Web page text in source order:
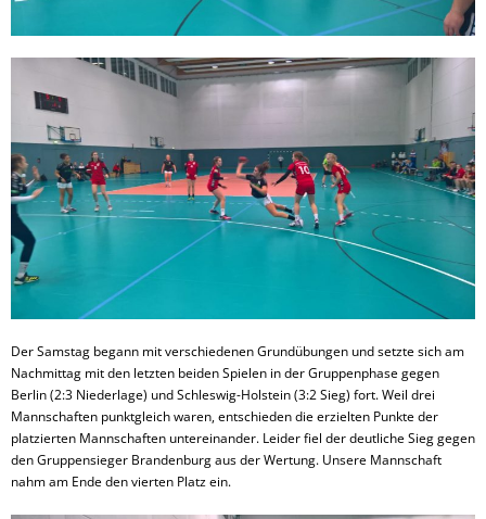
Der Samstag begann mit verschiedenen Grundübungen und setzte sich am
Nachmittag mit den letzten beiden Spielen in der Gruppenphase gegen
Berlin (2:3 Niederlage) und Schleswig-Holstein (3:2 Sieg) fort. Weil drei
Mannschaften punktgleich waren, entschieden die erzielten Punkte der
platzierten Mannschaften untereinander. Leider fiel der deutliche Sieg gegen
den Gruppensieger Brandenburg aus der Wertung. Unsere Mannschaft
nahm am Ende den vierten Platz ein.